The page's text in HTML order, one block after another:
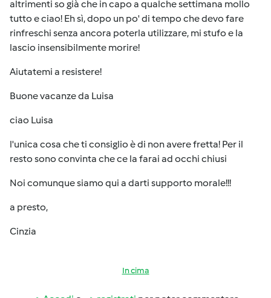
altrimenti so già che in capo a qualche settimana mollo
tutto e ciao! Eh sì, dopo un po' di tempo che devo fare
rinfreschi senza ancora poterla utilizzare, mi stufo e la
lascio insensibilmente morire!
Aiutatemi a resistere!
Buone vacanze da Luisa
ciao Luisa
l'unica cosa che ti consiglio è di non avere fretta! Per il
resto sono convinta che ce la farai ad occhi chiusi
Noi comunque siamo qui a darti supporto morale!!!
a presto,
Cinzia
In cima